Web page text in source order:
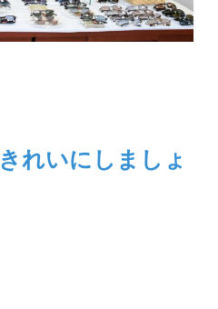
れいにしましょ